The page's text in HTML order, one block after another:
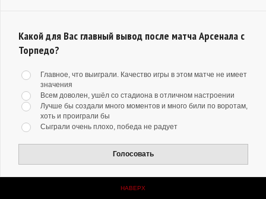
Какой для Вас главный вывод после матча Арсенала с
Торпедо?
Главное, что выиграли. Качество игры в этом матче не имеет
значения
Всем доволен, ушёл со стадиона в отличном настроении
Лучше бы создали много моментов и много били по воротам,
хоть и проиграли бы
Сыграли очень плохо, победа не радует
Голосовать
НАВЕРХ